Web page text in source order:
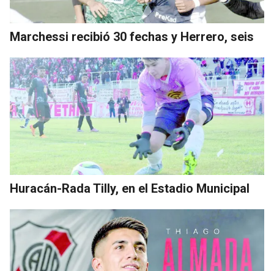
Marchessi recibió 30 fechas y Herrero, seis
Huracán-Rada Tilly, en el Estadio Municipal